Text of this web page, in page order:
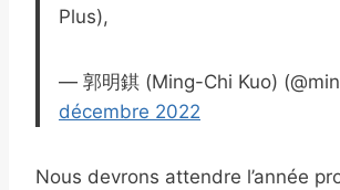
Plus),
— 郭明錤 (Ming-Chi Kuo)
décembre 2022
Nous devrons attendre l’année